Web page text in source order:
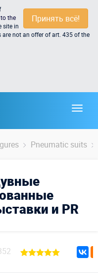
Принять всё!
the
site in
are not an offer of art. 435 of the
Pneumatic suits
и PR